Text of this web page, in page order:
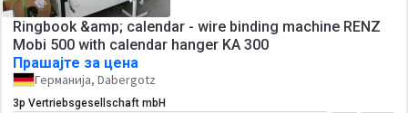
Ringbook &amp; calendar - wire binding machine RENZ
Mobi 500 with calendar hanger KA 300
Прашајте за цена
Германија, Dabergotz
3p Vertriebsgesellschaft mbH